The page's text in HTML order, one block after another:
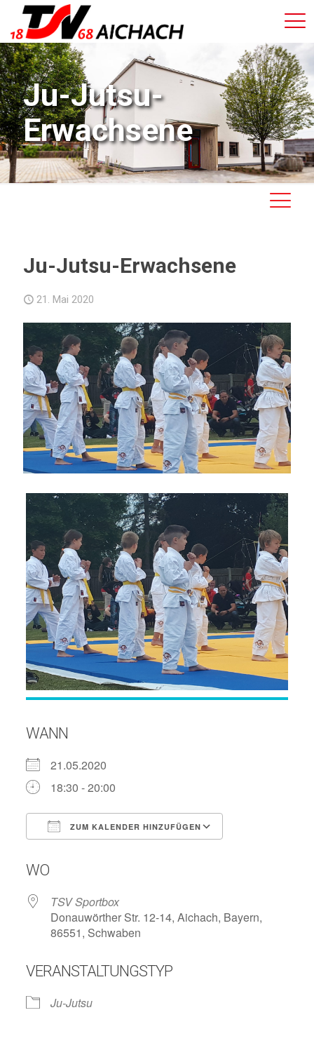
Ju-Jutsu-
Erwachsene
Ju-Jutsu-Erwachsene
21. Mai 2020
WANN
21.05.2020
18:30 - 20:00
ZUM KALENDER HINZUFÜGEN
WO
TSV Sportbox
Donauwörther Str. 12-14, Aichach, Bayern,
86551, Schwaben
VERANSTALTUNGSTYP
Ju-Jutsu